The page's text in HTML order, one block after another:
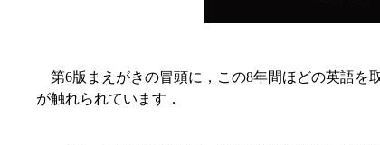
第6版まえがきの冒頭に，この8年間ほどの英語を
が触れられています．